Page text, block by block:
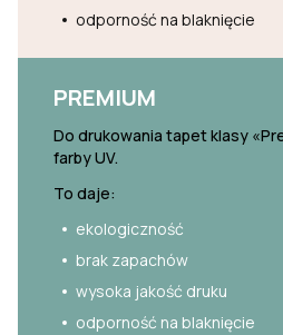
odporność na blaknięcie
PREMIUM
Do drukowania tapet klasy
farby UV.
To daje:
ekologiczność
brak zapachów
wysoka jakość druku
odporność na blaknięcie